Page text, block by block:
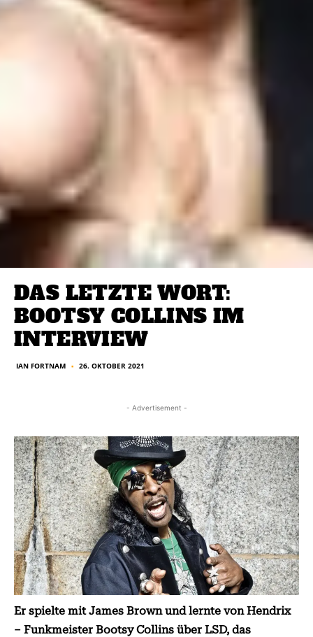
DAS LETZTE WORT:
BOOTSY COLLINS IM
INTERVIEW
IAN FORTNAM ■ 26. OKTOBER 2021
- Advertisement -
Er spielte mit James Brown und lernte von Hendrix
– Funkmeister Bootsy Collins über LSD, das